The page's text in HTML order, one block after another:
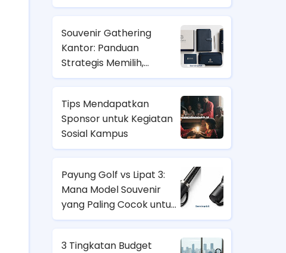
Souvenir Gathering
Kantor: Panduan
Strategis Memilih,
Anggaran, dan Tren
Tips Mendapatkan
Sponsor untuk Kegiatan
Sosial Kampus
Payung Golf vs Lipat 3:
Mana Model Souvenir
yang Paling Cocok untuk
Nasabah Prioritas dan
3 Tingkatan Budget